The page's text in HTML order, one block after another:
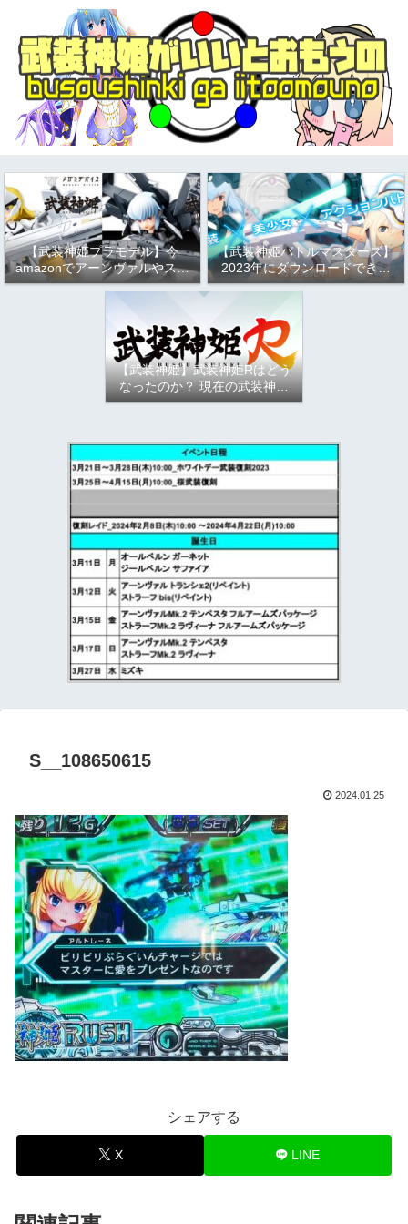
【武装神姫プラモデル】今
amazonでアーンヴァルやスト
ラーフがお得という話
【武装神姫バトルマスターズ】
2023年にダウンロードできる
か問題について
【武装神姫】武装神姫Rはどう
なったのか？ 現在の武装神姫
アーケード（バトコン）につい
S__108650615
2024.01.25
シェアする
X LINE